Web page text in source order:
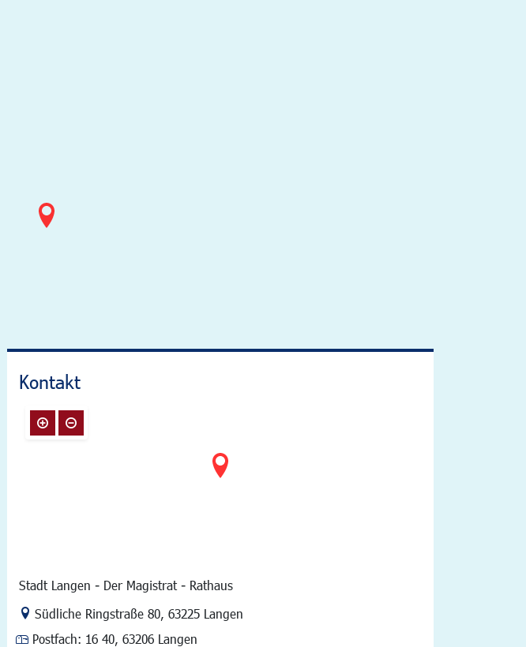
Kontakt
Stadt Langen - Der Magistrat - Rathaus
Link zur Google-Maps Navigation
Südliche Ringstraße 80, 63225 Langen
Postfach: 16 40, 63206 Langen